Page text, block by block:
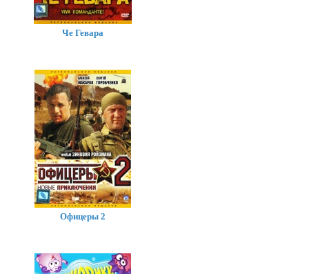
Че Гевара
Офицеры 2